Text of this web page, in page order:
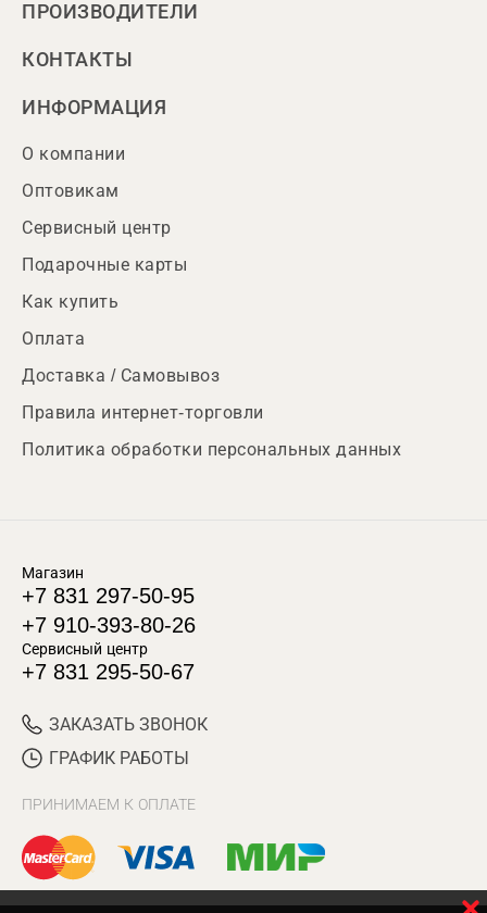
ПРОИЗВОДИТЕЛИ
КОНТАКТЫ
ИНФОРМАЦИЯ
О компании
Оптовикам
Сервисный центр
Подарочные карты
Как купить
Оплата
Доставка / Самовывоз
Правила интернет-торговли
Политика обработки персональных данных
Магазин
+7 831 297-50-95
+7 910-393-80-26
Сервисный центр
+7 831 295-50-67
ЗАКАЗАТЬ ЗВОНОК
ГРАФИК РАБОТЫ
ПРИНИМАЕМ К ОПЛАТЕ